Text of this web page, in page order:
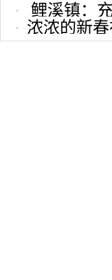
鲤溪镇：
2022-10-24
浓浓的新